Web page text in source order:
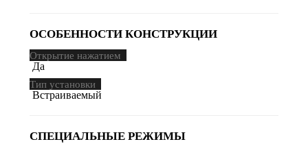
ОСОБЕННОСТИ КОНСТРУКЦИИ
Открытие нажатием
Да
Тип установки
Встраиваемый
СПЕЦИАЛЬНЫЕ РЕЖИМЫ